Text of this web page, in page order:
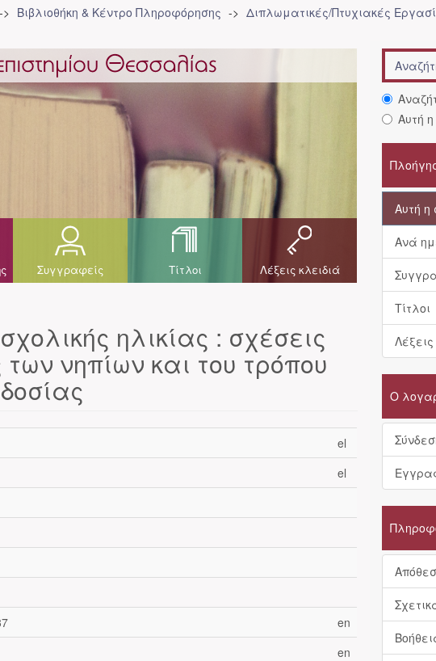
Βιβλιοθήκη & Κέντρο Πληροφόρησης
Διπλωματικές/Πτυχιακές
Συγγραφείς Τίτλοι Λέξεις κλειδιά
ηλικίας : σχέσεις
νηπίων και του τρόπου
el
el
en
en
Αυτή
Αυτή η
Ανά
Τίτλοι
Ο